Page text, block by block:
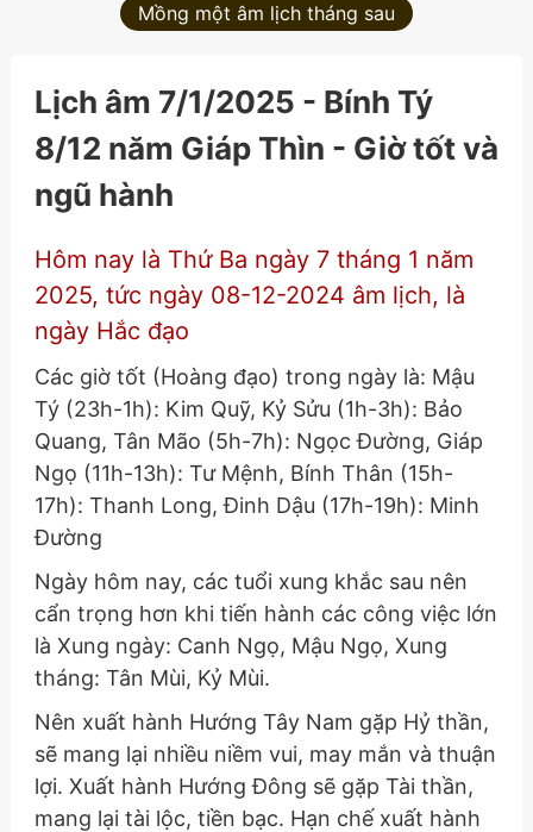
Mồng một âm lịch tháng sau
Lịch âm 7/1/2025 - Bính Tý
8/12 năm Giáp Thìn - Giờ tốt và
ngũ hành
Hôm nay là Thứ Ba ngày 7 tháng 1 năm
2025, tức ngày 08-12-2024 âm lịch, là
ngày Hắc đạo
Các giờ tốt (Hoàng đạo) trong ngày là: Mậu
Tý (23h-1h): Kim Quỹ, Kỷ Sửu (1h-3h): Bảo
Quang, Tân Mão (5h-7h): Ngọc Đường, Giáp
Ngọ (11h-13h): Tư Mệnh, Bính Thân (15h-
17h): Thanh Long, Đinh Dậu (17h-19h): Minh
Đường
Ngày hôm nay, các tuổi xung khắc sau nên
cẩn trọng hơn khi tiến hành các công việc lớn
là Xung ngày: Canh Ngọ, Mậu Ngọ, Xung
tháng: Tân Mùi, Kỷ Mùi.
Nên xuất hành Hướng Tây Nam gặp Hỷ thần,
sẽ mang lại nhiều niềm vui, may mắn và thuận
lợi. Xuất hành Hướng Đông sẽ gặp Tài thần,
mang lại tài lộc, tiền bạc. Hạn chế xuất hành